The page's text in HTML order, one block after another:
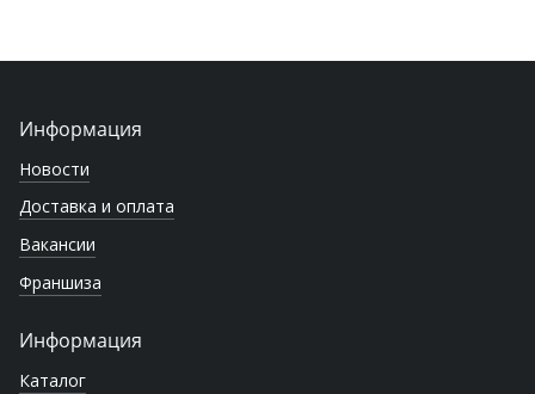
Информация
Новости
Доставка и оплата
Вакансии
Франшиза
Информация
Каталог